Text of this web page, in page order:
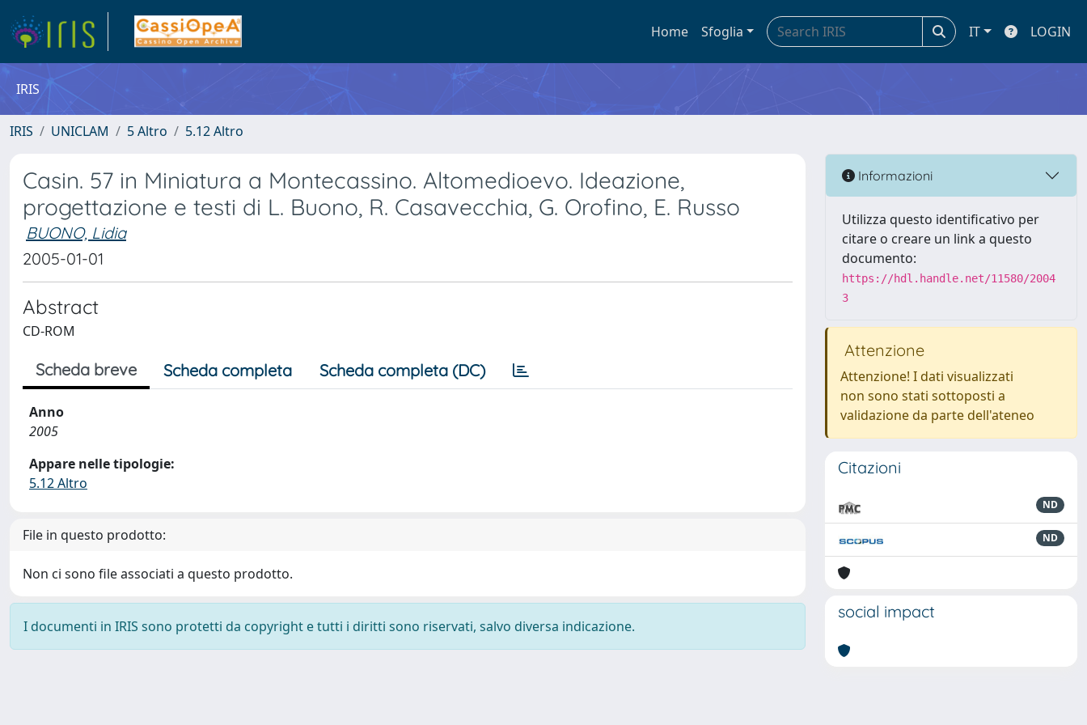
Home Sfoglia IT LOGIN
IRIS
IRIS UNICLAM 5 Altro 5.12 Altro
Casin. 57 in Miniatura a Montecassino. Altomedioevo. Ideazione,
progettazione e testi di L. Buono, R. Casavecchia, G. Orofino, E. Russo
BUONO, Lidia
2005-01-01
Abstract
CD-ROM
Scheda breve Scheda completa Scheda completa (DC)
Anno
2005
Appare nelle tipologie:
5.12 Altro
File in questo prodotto:
Non ci sono file associati a questo prodotto.
I documenti in IRIS sono protetti da copyright e tutti i diritti sono riservati, salvo diversa indicazione.
Informazioni
Utilizza questo identificativo per
citare o creare un link a questo
documento:
https://hdl.handle.net/11580/2004
3
Attenzione
Attenzione! I dati visualizzati
non sono stati sottoposti a
validazione da parte dell'ateneo
Citazioni
ND
ND
social impact